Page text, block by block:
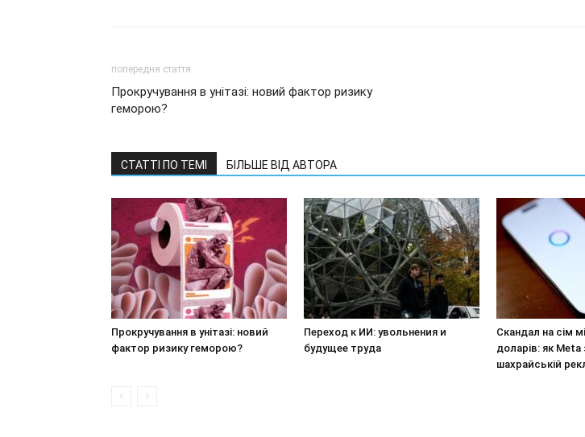
попередня стаття
Прокручування в унітазі: новий фактор ризику
геморою?
СТАТТІ ПО ТЕМІ БІЛЬШЕ ВІД АВТОРА
Прокручування в унітазі: новий
фактор ризику геморою?
Переход к ИИ: увольнения и
будущее труда
Скандал на сім
доларів: як
шахрайській